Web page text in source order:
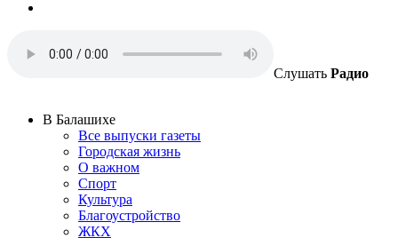
Слушать Радио
В Балашихе
Все выпуски газеты
Городская жизнь
О важном
Спорт
Культура
Благоустройство
ЖКХ